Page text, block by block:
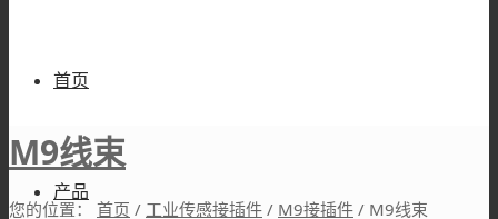
首页
产品
M9线束
您的位置： 首页 / 工业传感接插件 / M9接插件 / M9线束